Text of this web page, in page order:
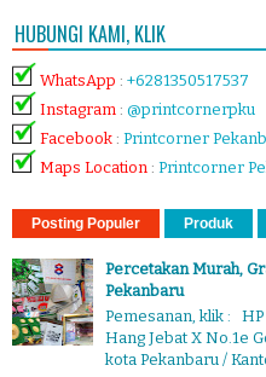
HUBUNGI KAMI, KLIK
WhatsApp : +6281350517537
Instagram : @printcornerpku
Facebook : Printcorner
Maps Location : Printcorner
Posting Populer Produk
Percetakan Murah,
Pekanbaru
Pemesanan, klik : HP
Hang Jebat X No.1e
kota Pekanbaru /